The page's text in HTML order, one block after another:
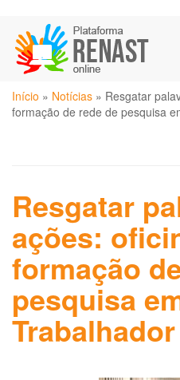
para
conteúdo
principal
Você
está
Início » Notícias » Resgatar
formação de rede de pesquisa
Resgatar
ações:
formação
pesquisa
Trabalhador